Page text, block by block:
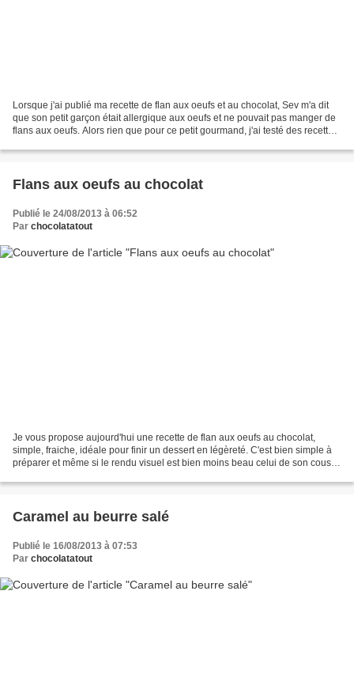
Lorsque j'ai publié ma recette de flan aux oeufs et au chocolat, Sev m'a dit
que son petit garçon était allergique aux oeufs et ne pouvait pas manger de
flans aux oeufs. Alors rien que pour ce petit gourmand, j'ai testé des recettes
Flans aux oeufs au chocolat
Publié le 24/08/2013 à 06:52
Par chocolatatout
Je vous propose aujourd'hui une recette de flan aux oeufs au chocolat,
simple, fraiche, idéale pour finir un dessert en légèreté. C'est bien simple à
préparer et même si le rendu visuel est bien moins beau celui de son cousin
Caramel au beurre salé
Publié le 16/08/2013 à 07:53
Par chocolatatout